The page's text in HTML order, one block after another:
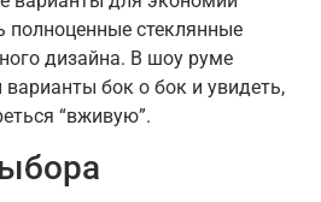
полноценные стеклянные
дизайна. В шоу руме
бок о бок и увидеть,
“вживую”.